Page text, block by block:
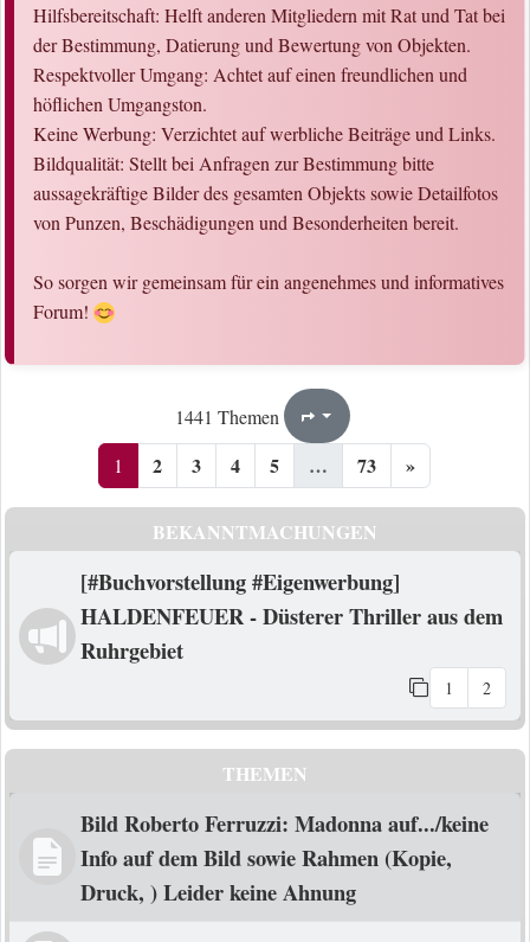
Hilfsbereitschaft: Helft anderen Mitgliedern mit Rat und Tat bei
der Bestimmung, Datierung und Bewertung von Objekten.
Respektvoller Umgang: Achtet auf einen freundlichen und
höflichen Umgangston.
Keine Werbung: Verzichtet auf werbliche Beiträge und Links.
Bildqualität: Stellt bei Anfragen zur Bestimmung bitte
aussagekräftige Bilder des gesamten Objekts sowie Detailfotos
von Punzen, Beschädigungen und Besonderheiten bereit.
So sorgen wir gemeinsam für ein angenehmes und informatives
Forum!
1441 Themen Seite1
1 2 3 4 5 … 73 »
BEKANNTMACHUNGEN
[#Buchvorstellung #Eigenwerbung]
HALDENFEUER - Düsterer Thriller aus dem
Ruhrgebiet
1 2
THEMEN
Bild Roberto Ferruzzi: Madonna auf.../keine
Info auf dem Bild sowie Rahmen (Kopie,
Druck, ) Leider keine Ahnung